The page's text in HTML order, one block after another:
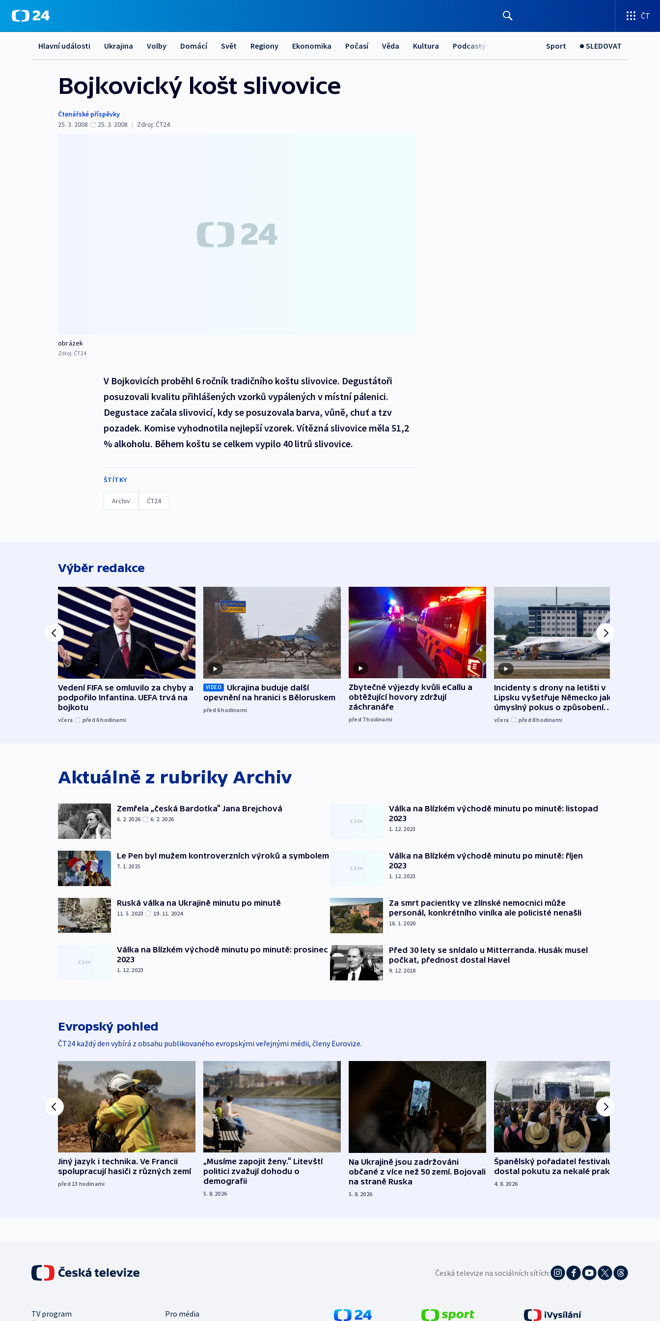
ČT
Hlavní události Ukrajina Volby Domácí Svět Regiony Ekonomika Počasí Věda Kultura Podcasty Sport SLEDOVAT
Bojkovický košt slivovice
Čtenářské příspěvky
25. 3. 2008
25. 3. 2008 | Zdroj: ČT24
obrázek
Zdroj: ČT24
V Bojkovicích proběhl 6 ročník tradičního koštu slivovice. Degustátoři
posuzovali kvalitu přihlášených vzorků vypálených v místní pálenici.
Degustace začala slivovicí, kdy se posuzovala barva, vůně, chuť a tzv
pozadek. Komise vyhodnotila nejlepší vzorek. Vítězná slivovice měla 51,2
% alkoholu. Během koštu se celkem vypilo 40 litrů slivovice.
ŠTÍTKY
Archiv ČT24
Výběr redakce
Vedení FIFA se omluvilo za chyby a
podpořilo Infantina. UEFA trvá na
bojkotu
včera před 6hodinami
VIDEO
Ukrajina buduje další
opevnění na hranici s Běloruskem
před 6hodinami
Zbytečné výjezdy kvůli eCallu a
obtěžující hovory zdržují
záchranáře
před 7hodinami
Incidenty s drony na letišti v
Lipsku vyšetřuje Německo jako
úmyslný pokus o způsobení
exploze
včera před 8hodinami
Aktuálně z rubriky Archiv
Zemřela „česká Bardotka“ Jana Brejchová
6. 2. 2026 6. 2. 2026
Le Pen byl mužem kontroverzních výroků a symbolem
7. 1. 2025
Ruská válka na Ukrajině minutu po minutě
11. 5. 2023 19. 11. 2024
Válka na Blízkém východě minutu po minutě: prosinec
2023
1. 12. 2023
Válka na Blízkém východě minutu po minutě: listopad
2023
1. 12. 2023
Válka na Blízkém východě minutu po minutě: říjen
2023
1. 12. 2023
Za smrt pacientky ve zlínské nemocnici může
personál, konkrétního viníka ale policisté nenašli
16. 1. 2020
Před 30 lety se snídalo u Mitterranda. Husák musel
počkat, přednost dostal Havel
9. 12. 2018
Evropský pohled
ČT24 každý den vybírá z obsahu publikovaného evropskými veřejnými médii, členy Eurovize.
Jiný jazyk i technika. Ve Francii
spolupracují hasiči z různých zemí
před 13 hodinami
„Musíme zapojit ženy.“ Litevští
politici zvažují dohodu o
demografii
5. 8. 2026
Na Ukrajině jsou zadržováni
občané z více než 50 zemí. Bojovali
na straně Ruska
5. 8. 2026
Španělský pořadatel festivalu
dostal pokutu za nekalé praktiky
4. 8. 2026
Česká televize na sociálních sítích:
TV program
Pro média